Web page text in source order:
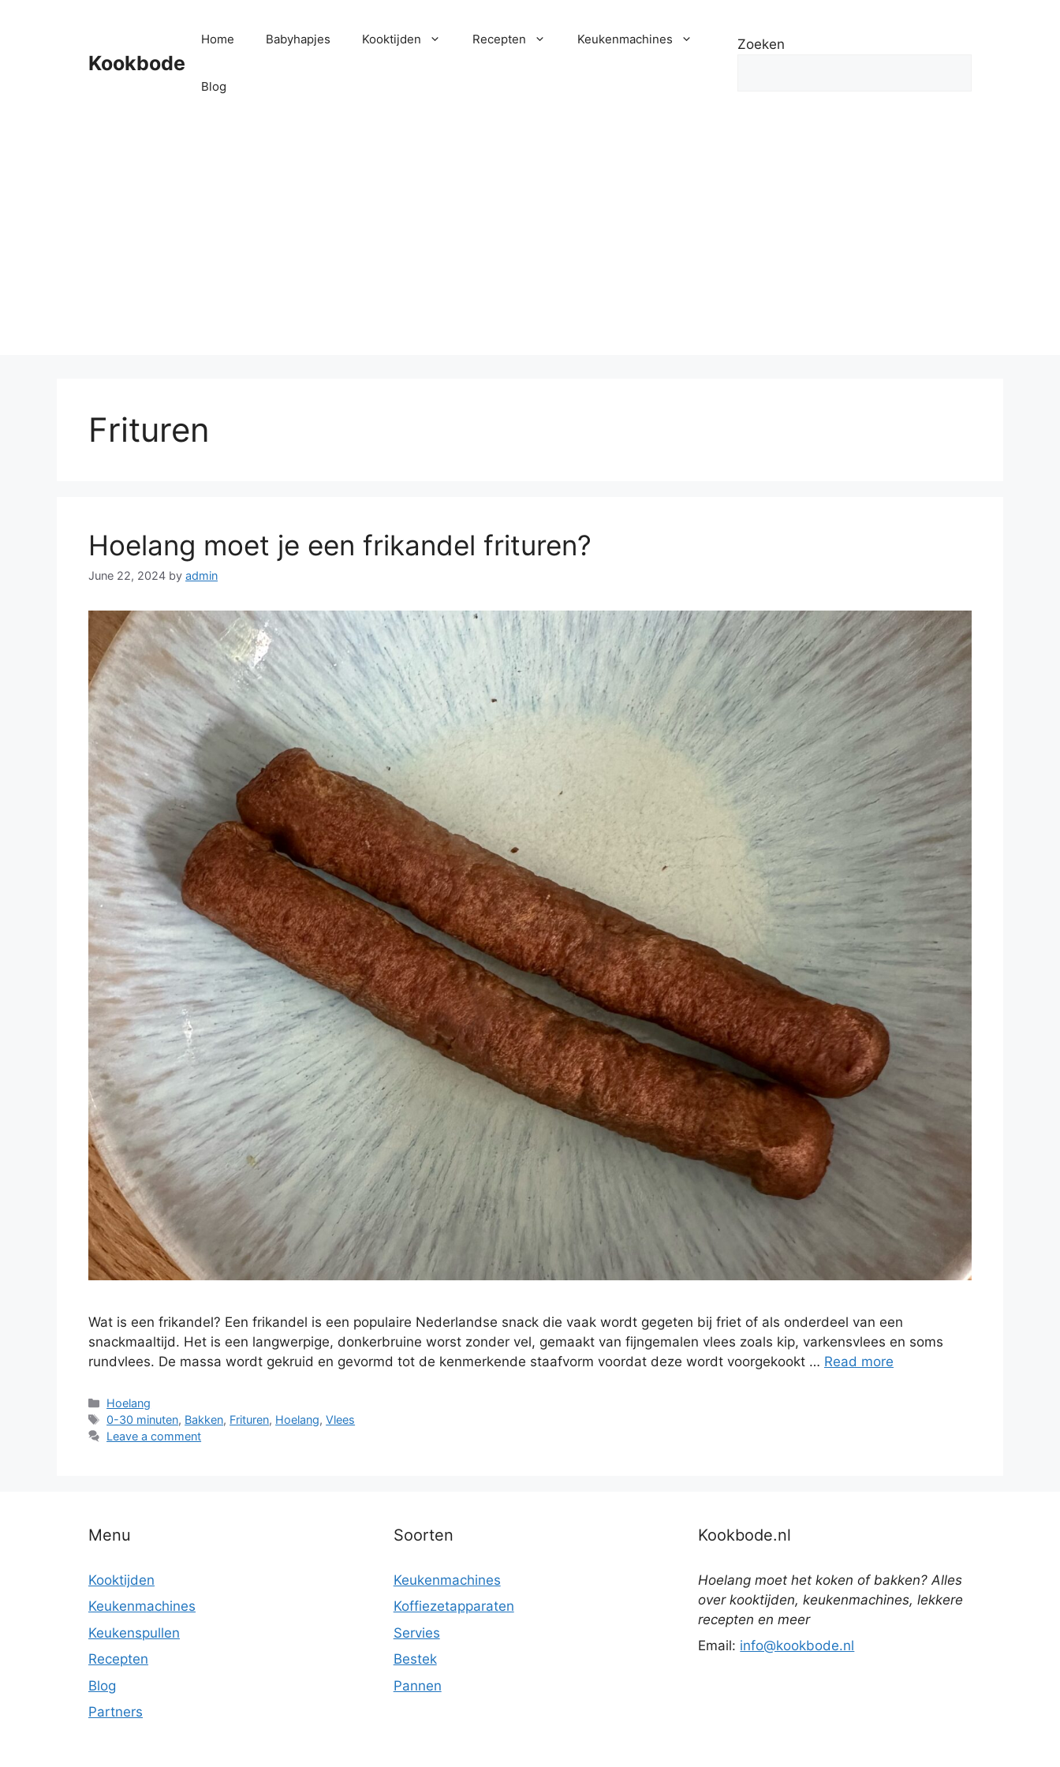
Kookbode
Home Babyhapjes Kooktijden Recepten Keukenmachines
Blog
Zoeken
Frituren
Hoelang moet je een frikandel frituren?
June 22, 2024 by admin
Wat is een frikandel? Een frikandel is een populaire Nederlandse snack die vaak wordt gegeten bij friet of als onderdeel van een
snackmaaltijd. Het is een langwerpige, donkerbruine worst zonder vel, gemaakt van fijngemalen vlees zoals kip, varkensvlees en soms
rundvlees. De massa wordt gekruid en gevormd tot de kenmerkende staafvorm voordat deze wordt voorgekookt … Read more
Hoelang
0-30 minuten, Bakken, Frituren, Hoelang,Vlees
Leave a comment
Menu
Kooktijden
Keukenmachines
Keukenspullen
Recepten
Blog
Partners
Soorten
Keukenmachines
Koffiezetapparaten
Servies
Bestek
Pannen
Kookbode.nl
Hoelang moet het koken of bakken? Alles
over kooktijden, keukenmachines, lekkere
recepten en meer
Email: info@kookbode.nl